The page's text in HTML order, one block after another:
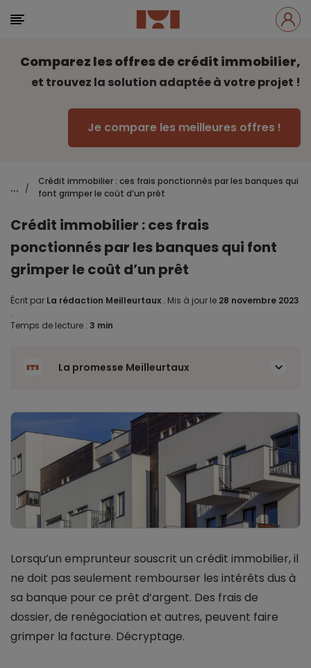
Comparez les offres de crédit immobilier,
et trouvez la solution adaptée à votre projet !
Je compare les meilleures offres !
... /
Crédit immobilier : ces frais ponctionnés par les banques qui
font grimper le coût d’un prêt
Crédit immobilier : ces frais
ponctionnés par les banques qui font
grimper le coût d’un prêt
Écrit par La rédaction Meilleurtaux . Mis à jour le 28 novembre 2023
.
Temps de lecture : 3 min
La promesse Meilleurtaux
Lorsqu’un emprunteur souscrit un crédit immobilier, il
ne doit pas seulement rembourser les intérêts dus à
sa banque pour ce prêt d’argent. Des frais de
dossier, de renégociation et autres, peuvent faire
grimper la facture. Décryptage.